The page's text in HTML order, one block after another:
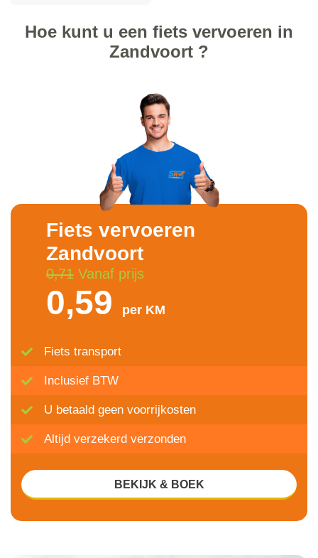
Hoe kunt u een fiets vervoeren in
Zandvoort ?
Fiets vervoeren
Zandvoort
0,71Vanaf prijs
0,59 per KM
Fiets transport
Inclusief BTW
U betaald geen voorrijkosten
Altijd verzekerd verzonden
BEKIJK & BOEK